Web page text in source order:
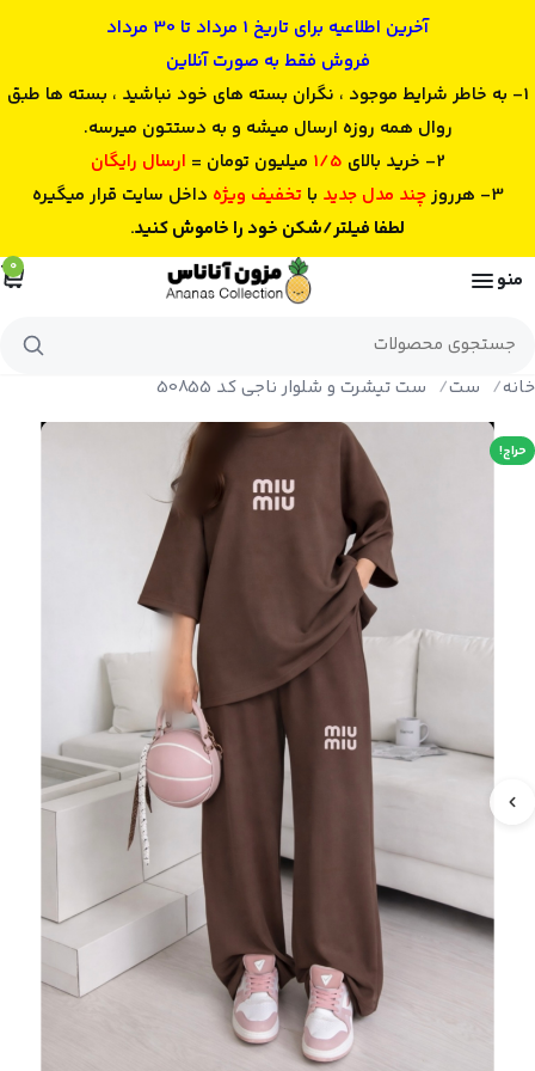
آخرین اطلاعیه برای تاریخ 1 مرداد تا 30 مرداد
فروش فقط به صورت آنلاین
1- به خاطر شرایط موجود ، نگران بسته های خود نباشید ، بسته ها طبق
روال همه روزه ارسال میشه و به دستتون میرسه.
2- خرید بالای
1/5 میلیون تومان = ارسال رایگان
3- هرروز
چند مدل جدید با تخفیف ویژه داخل سایت قرار میگیره
لطفا فیلتر/شکن خود را خاموش کنید.
جستجوی
محصولات
0
منو
خانه ست ست تیشرت و شلوار ناجی کد 50855
حراج!